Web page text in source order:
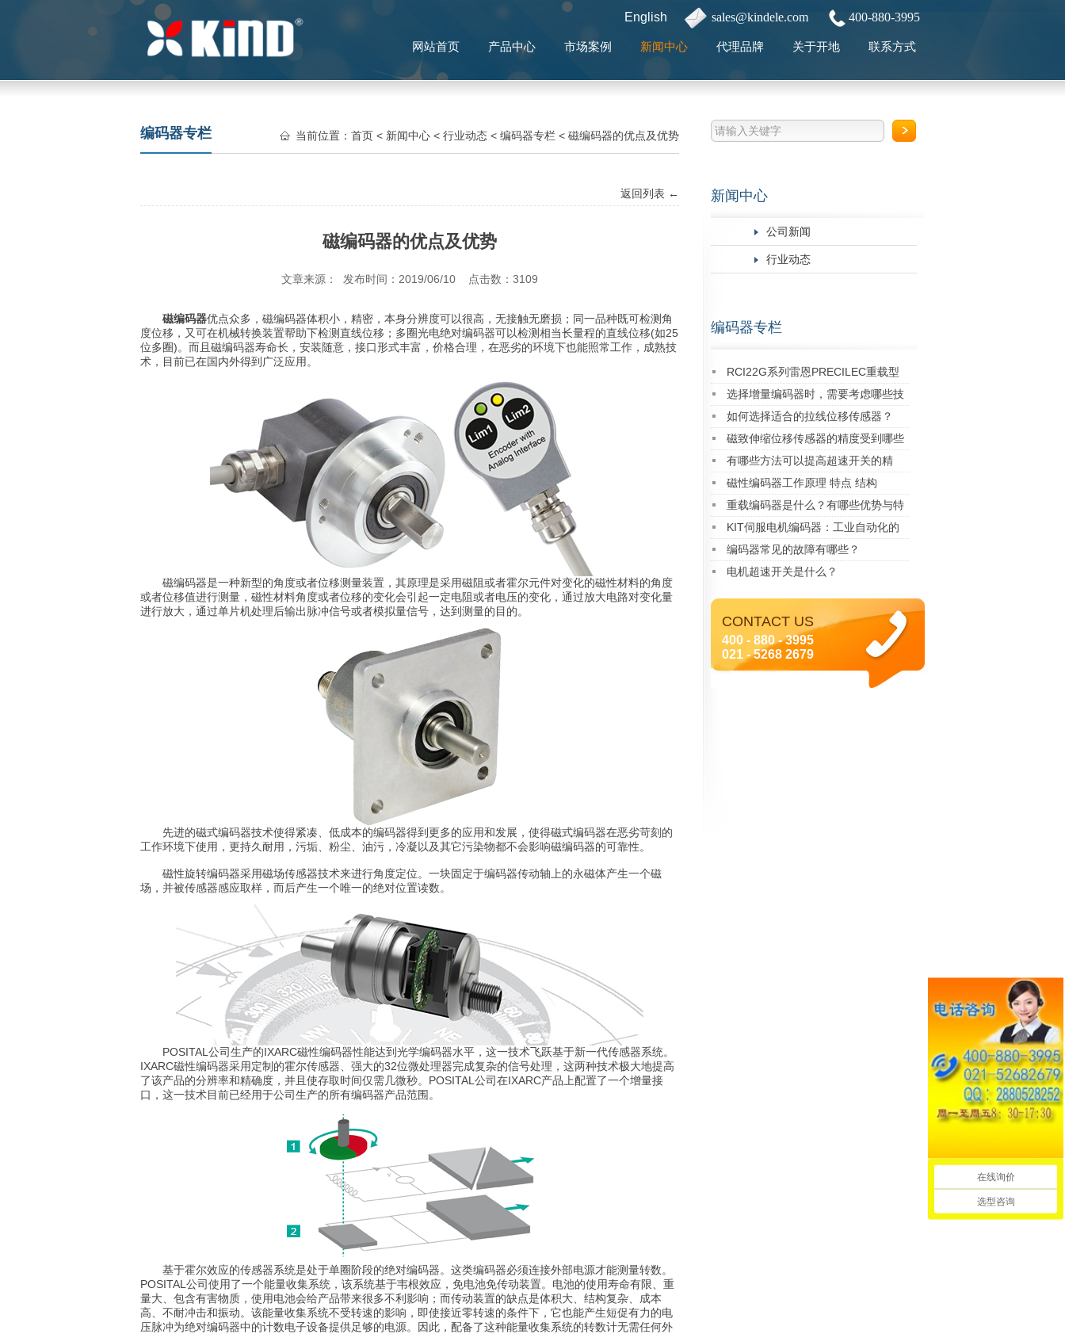
English sales@kindele.com 400-880-3995
网站首页 产品中心 市场案例 新闻中心 代理品牌 关于开地 联系方式
新闻中心
公司新闻
行业动态
编码器专栏
RCI22G系列雷恩PRECILEC重载型
编码器
选择增量编码器时，需要考虑哪些技
术指标？
如何选择适合的拉线位移传感器？
磁致伸缩位移传感器的精度受到哪些
因素的影响？
有哪些方法可以提高超速开关的精
度？
磁性编码器工作原理 特点 结构
重载编码器是什么？有哪些优势与特
点
KIT伺服电机编码器：工业自动化的
精密核心
编码器常见的故障有哪些？
电机超速开关是什么？
CONTACT US
400 - 880 - 3995
021 - 5268 2679
编码器专栏 当前位置： 首页 < 新闻中心 < 行业动态 < 编码器专栏 < 磁编码器的优点及优势
返回列表 ←
磁编码器的优点及优势
文章来源： 发布时间：2019/06/10 点击数： 3109
磁编码器优点众多，磁编码器体积小，精密，本身分辨度可以很高，无接触无磨损；同一品种既可检测角
度位移，又可在机械转换装置帮助下检测直线位移；多圈光电绝对编码器可以检测相当长量程的直线位移(如25
位多圈)。而且磁编码器寿命长，安装随意，接口形式丰富，价格合理，在恶劣的环境下也能照常工作，成熟技
术，目前已在国内外得到广泛应用。
磁编码器是一种新型的角度或者位移测量装置，其原理是采用磁阻或者霍尔元件对变化的磁性材料的角度
或者位移值进行测量，磁性材料角度或者位移的变化会引起一定电阻或者电压的变化，通过放大电路对变化量
进行放大，通过单片机处理后输出脉冲信号或者模拟量信号，达到测量的目的。
先进的磁式编码器技术使得紧凑、低成本的编码器得到更多的应用和发展，使得磁式编码器在恶劣苛刻的
工作环境下使用，更持久耐用，污垢、粉尘、油污，冷凝以及其它污染物都不会影响磁编码器的可靠性。
磁性旋转编码器采用磁场传感器技术来进行角度定位。一块固定于编码器传动轴上的永磁体产生一个磁
场，并被传感器感应取样，而后产生一个唯一的绝对位置读数。
POSITAL公司生产的IXARC磁性编码器性能达到光学编码器水平，这一技术飞跃基于新一代传感器系统。
IXARC磁性编码器采用定制的霍尔传感器、强大的32位微处理器完成复杂的信号处理，这两种技术极大地提高
了该产品的分辨率和精确度，并且使存取时间仅需几微秒。POSITAL公司在IXARC产品上配置了一个增量接
口，这一技术目前已经用于公司生产的所有编码器产品范围。
基于霍尔效应的传感器系统是处于单圈阶段的绝对编码器。这类编码器必须连接外部电源才能测量转数。
POSITAL公司使用了一个能量收集系统，该系统基于韦根效应，免电池免传动装置。电池的使用寿命有限、重
量大、包含有害物质，使用电池会给产品带来很多不利影响；而传动装置的缺点是体积大、结构复杂、成本
高、不耐冲击和振动。该能量收集系统不受转速的影响，即使接近零转速的条件下，它也能产生短促有力的电
压脉冲为绝对编码器中的计数电子设备提供足够的电源。因此，配备了这种能量收集系统的转数计无需任何外
在线询价
选型咨询